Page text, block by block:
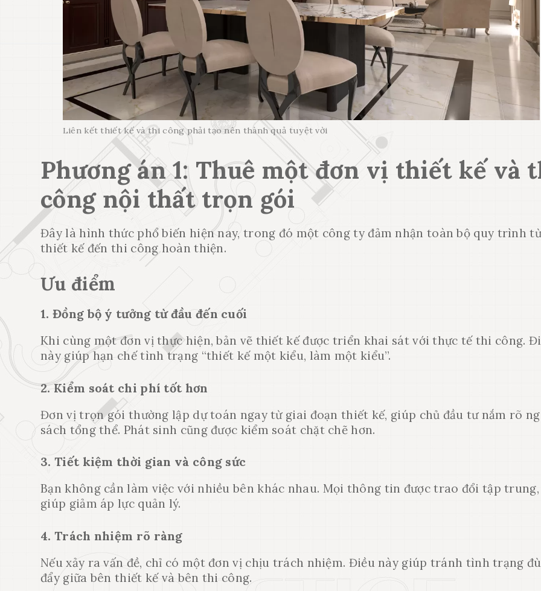
Liên kết thiết kế và thi công phải tạo nên thành quả tuyệt vời
Phương án 1: Thuê một đơn vị thiết kế và
công nội thất trọn gói
Đây là hình thức phổ biến hiện nay, trong đó một công ty đảm nhận toàn bộ quy trình từ
thiết kế đến thi công hoàn thiện.
Ưu điểm
1. Đồng bộ ý tưởng từ đầu đến cuối
Khi cùng một đơn vị thực hiện, bản vẽ thiết kế được triển khai sát với thực tế thi công.
này giúp hạn chế tình trạng “thiết kế một kiểu, làm một kiểu”.
2. Kiểm soát chi phí tốt hơn
Đơn vị trọn gói thường lập dự toán ngay từ giai đoạn thiết kế, giúp chủ đầu tư nắm rõ
sách tổng thể. Phát sinh cũng được kiểm soát chặt chẽ hơn.
3. Tiết kiệm thời gian và công sức
Bạn không cần làm việc với nhiều bên khác nhau. Mọi thông tin được trao đổi tập trung,
giúp giảm áp lực quản lý.
4. Trách nhiệm rõ ràng
Nếu xảy ra vấn đề, chỉ có một đơn vị chịu trách nhiệm. Điều này giúp tránh tình trạng
đẩy giữa bên thiết kế và bên thi công.